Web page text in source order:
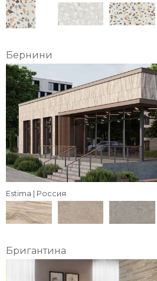
Бернини
Estima | Россия
Бригантина